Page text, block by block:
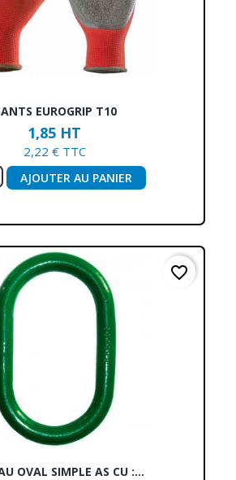
EUROGRIP T10
1,85 HT
2,22 € TTC
AJOUTER AU PANIER
OVAL SIMPLE AS CU :...
favorite_border